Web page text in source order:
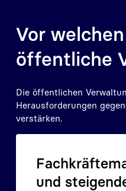
Vor
öffentliche
Die öffentlichen
Herausforderungen
verstärken.
und